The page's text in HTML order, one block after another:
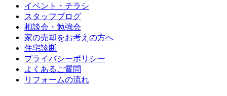
イベント・チラシ
スタッフブログ
相談会・勉強会
家の売却をお考えの方へ
住宅診断
プライバシーポリシー
よくあるご質問
リフォームの流れ